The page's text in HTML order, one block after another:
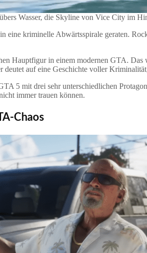
Wasser, die Skyline von Vice City im
kriminelle Abwärtsspirale geraten.
Hauptfigur in einem modernen GTA.
auf eine Geschichte voller
5 mit drei sehr unterschiedlichen
immer trauen können.